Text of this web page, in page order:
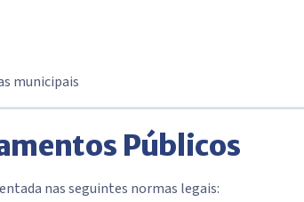
municipais
Públicos
nas seguintes normas legais: